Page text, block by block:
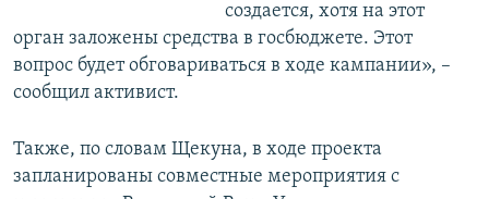
создается, хотя на этот
орган заложены средства в госбюджете. Этот
вопрос будет обговариваться в ходе кампании», –
сообщил активист.
Также, по словам Щекуна, в ходе проекта
запланированы совместные мероприятия с